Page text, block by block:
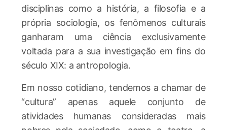
disciplinas como a história, a filosofia e a
própria sociologia, os fenômenos culturais
ganharam uma ciência exclusivamente
voltada para a sua investigação em fins do
século XIX: a antropologia.
Em nosso cotidiano, tendemos a chamar de
“cultura” apenas aquele conjunto de
atividades humanas consideradas mais